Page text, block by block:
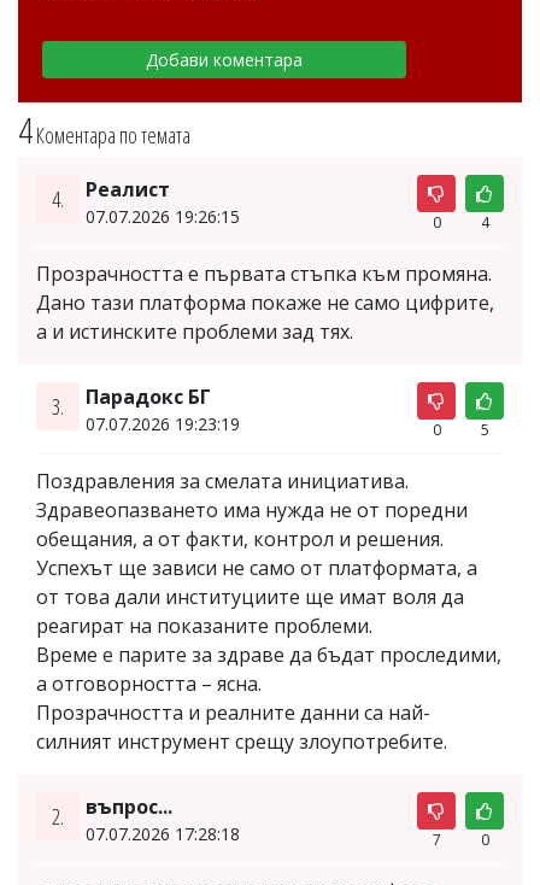
4Коментара по темата
4. Реалист
07.07.2026 19:26:15 0 4
Прозрачността е първата стъпка към промяна.
Дано тази платформа покаже не само цифрите,
а и истинските проблеми зад тях.
3. Парадокс БГ
07.07.2026 19:23:19 0 5
Поздравления за смелата инициатива.
Здравеопазването има нужда не от поредни
обещания, а от факти, контрол и решения.
Успехът ще зависи не само от платформата, а
от това дали институциите ще имат воля да
реагират на показаните проблеми.
Време е парите за здраве да бъдат проследими,
а отговорността – ясна.
Прозрачността и реалните данни са най-
силният инструмент срещу злоупотребите.
2. въпрос...
07.07.2026 17:28:18 7 0